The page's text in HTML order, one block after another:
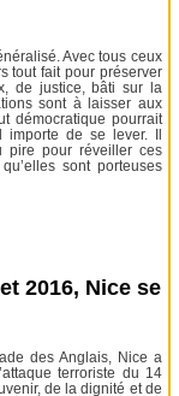
Avec tous ceux
tout fait pour préserver
de justice, bâti sur la
sont à laisser aux
démocratique pourrait
importe de se lever. Il
pire pour réveiller ces
sont porteuses
2016, Nice se
des Anglais, Nice a
terroriste du 14
de la dignité et de